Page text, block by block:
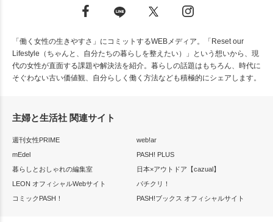
「働く女性の生きやすさ」にコミットするWEBメディア。「Reset our
Lifestyle（ちゃんと、自分たちの暮らしを整えたい）」という想いから、現
代の女性が直面する課題や解決法を紹介。暮らしの話題はもちろん、時代に
そぐわない古い価値観、自分らしく働く方法なども積極的にシェアします。
主婦と生活社 関連サイト
週刊女性PRIME
web!ar
mEdel
PASH! PLUS
暮らしとおしゃれの編集室
日本×アウトドア【cazual】
LEON オフィシャルWebサイト
パチクリ！
コミックPASH！
PASH!ブックス オフィシャルサイト